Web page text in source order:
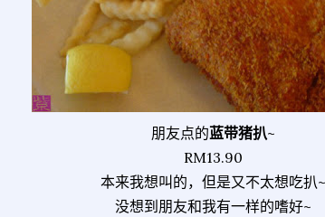
朋友点的蓝带猪扒~
RM13.90
本来我想叫的，但是又不太想吃扒~
没想到朋友和我有一样的嗜好~